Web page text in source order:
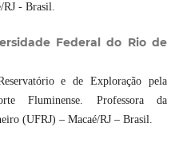
RJ - Brasil.
Federal do Rio de
e de Exploração pela
Fluminense. Professora da
(UFRJ) – Macaé/RJ – Brasil.